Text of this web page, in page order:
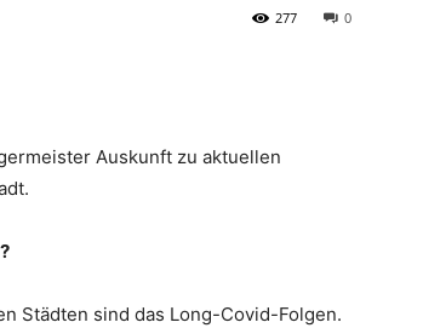
0
277
Auskunft zu aktuellen
Städten sind das Long-Covid-Folgen.